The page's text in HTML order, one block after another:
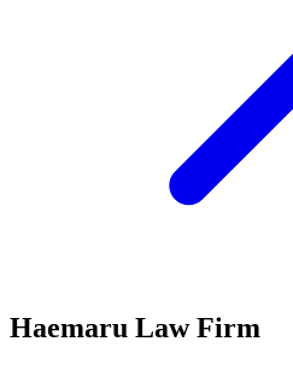
Haemaru Law Firm